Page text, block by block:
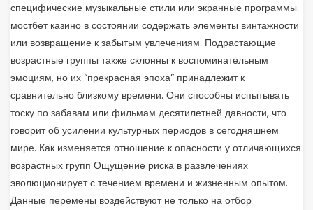
специфические музыкальные стили или экранные программы.
мостбет казино в состоянии содержать элементы винтажности
или возвращение к забытым увлечениям. Подрастающие
возрастные группы также склонны к воспоминательным
эмоциям, но их “прекрасная эпоха” принадлежит к
сравнительно близкому времени. Они способны испытывать
тоску по забавам или фильмам десятилетней давности, что
говорит об усилении культурных периодов в сегодняшнем
мире. Как изменяется отношение к опасности у отличающихся
возрастных групп Ощущение риска в развлечениях
эволюционирует с течением времени и жизненным опытом.
Данные перемены воздействуют не только на отбор